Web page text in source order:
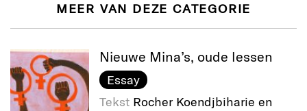
MEER VAN DEZE CATEGORIE
Nieuwe Mina’s, oude lessen
Essay
Tekst Rocher Koendjbiharie en